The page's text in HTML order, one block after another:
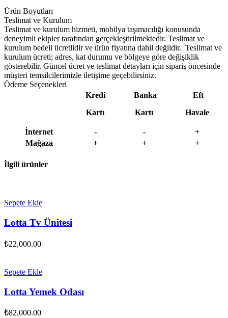
Ürün Boyutları
Teslimat ve Kurulum
Teslimat ve kurulum hizmeti, mobilya taşımacılığı konusunda
deneyimli ekipler tarafından gerçekleştirilmektedir. Teslimat ve
kurulum bedeli ücretlidir ve ürün fiyatına dahil değildir. ‎ Teslimat ve
kurulum ücreti; adres, kat durumu ve bölgeye göre değişiklik
gösterebilir. Güncel ücret ve teslimat detayları için sipariş öncesinde
müşteri temsilcilerimizle iletişime geçebilirsiniz.
Ödeme Seçenekleri
Kredi
Kartı
Banka
Kartı
Eft
Havale
İnternet - -
+
Mağaza
+ + +
İlgili ürünler
Sepete Ekle
Lotta Tv Ünitesi
₺22,000.00
Sepete Ekle
Lotta Yemek Odası
₺82,000.00